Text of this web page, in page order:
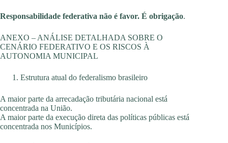
Responsabilidade federativa não é favor. É obrigação.
ANEXO – ANÁLISE DETALHADA SOBRE O
CENÁRIO FEDERATIVO E OS RISCOS À
AUTONOMIA MUNICIPAL
Estrutura atual do federalismo brasileiro
A maior parte da arrecadação tributária nacional está
concentrada na União.
A maior parte da execução direta das políticas públicas está
concentrada nos Municípios.